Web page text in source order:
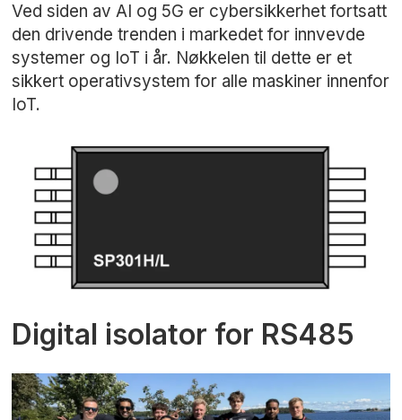
Ved siden av AI og 5G er cybersikkerhet fortsatt
den drivende trenden i markedet for innvevde
systemer og IoT i år. Nøkkelen til dette er et
sikkert operativsystem for alle maskiner innenfor
IoT.
Digital isolator for RS485